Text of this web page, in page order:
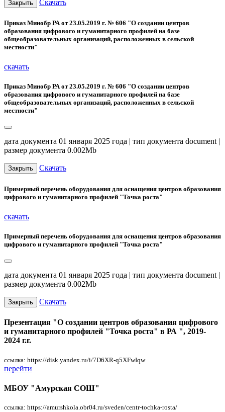
Закрыть Скачать
Приказ Минобр РА от 23.05.2019 г. № 606 "О создании центров
образования цифрового и гуманитарного профилей на базе
общеобразовательных организаций, расположенных в сельской
местности"
скачать
Приказ Минобр РА от 23.05.2019 г. № 606 "О создании центров
образования цифрового и гуманитарного профилей на базе
общеобразовательных организаций, расположенных в сельской
местности"
дата документа 01 января 2025 года | тип документа document |
размер документа 0.002Mb
Закрыть Скачать
Примерный перечень оборудования для оснащения центров образования
цифрового и гуманитарного профилей "Точка роста"
скачать
Примерный перечень оборудования для оснащения центров образования
цифрового и гуманитарного профилей "Точка роста"
дата документа 01 января 2025 года | тип документа document |
размер документа 0.002Mb
Закрыть Скачать
Презентация "О создании центров образования цифрового
и гуманитарного профилей "Точка роста" в РА ", 2019-
2024 г.г.
ссылка: https://disk.yandex.ru/i/7D6XR-q5XFwIqw
перейти
МБОУ "Амурская СОШ"
ссылка: https://amurshkola.obr04.ru/sveden/centr-tochka-rosta/